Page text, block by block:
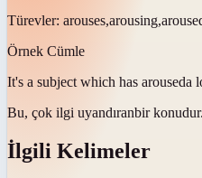
Türevler:
Örnek Cümle
It's a subject which has arouseda
Bu, çok ilgi uyandıranbir konudur.
İlgili Kelimeler